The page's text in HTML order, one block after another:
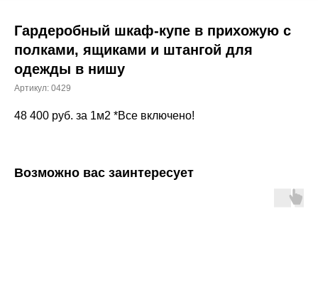
Гардеробный шкаф-купе в прихожую с
полками, ящиками и штангой для
одежды в нишу
Артикул: 0429
48 400 руб. за 1м2 *Все включено!
Возможно вас заинтересует